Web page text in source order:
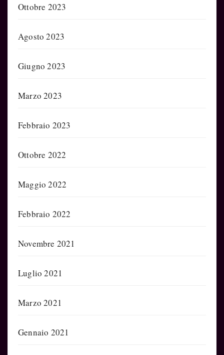
Ottobre 2023
Agosto 2023
Giugno 2023
Marzo 2023
Febbraio 2023
Ottobre 2022
Maggio 2022
Febbraio 2022
Novembre 2021
Luglio 2021
Marzo 2021
Gennaio 2021